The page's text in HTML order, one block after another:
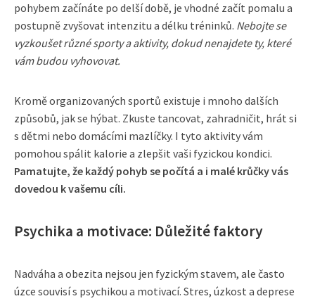
pohybem začínáte po delší době, je vhodné začít pomalu a
postupně zvyšovat intenzitu a délku tréninků. Nebojte se
vyzkoušet různé sporty a aktivity, dokud nenajdete ty, které
vám budou vyhovovat.
Kromě organizovaných sportů existuje i mnoho dalších
způsobů, jak se hýbat. Zkuste tancovat, zahradničit, hrát si
s dětmi nebo domácími mazlíčky. I tyto aktivity vám
pomohou spálit kalorie a zlepšit vaši fyzickou kondici.
Pamatujte, že každý pohyb se počítá a i malé krůčky vás
dovedou k vašemu cíli.
Psychika a motivace: Důležité faktory
Nadváha a obezita nejsou jen fyzickým stavem, ale často
úzce souvisí s psychikou a motivací. Stres, úzkost a deprese